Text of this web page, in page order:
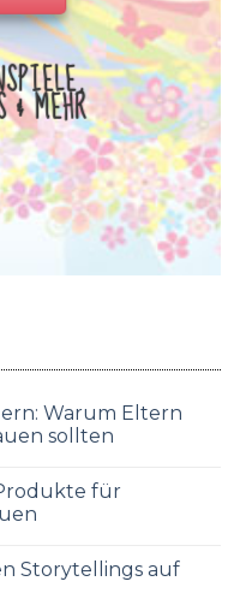
& MEHR
Warum Eltern
sollten
für
Storytellings auf